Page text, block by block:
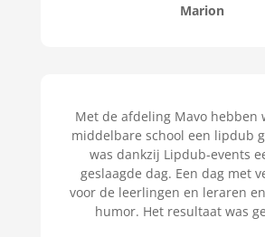
Marion
Met de afdeling Mavo hebben
middelbare school een lipdub
was dankzij Lipdub-events
geslaagde dag. Een dag met
voor de leerlingen en leraren
humor. Het resultaat was